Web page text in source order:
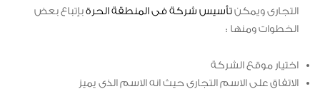
التجارى ويمكنتأسيس شركة فى المنطقة الحرةبإتباع بعض
الخطوات ومنها :
اختيار موقع الشركة
الاتفاق على الاسم التجارى حيث انه الاسم الذى يميز